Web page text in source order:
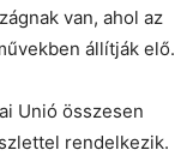
van, ahol az
állítják elő.
Unió összesen
rendelkezik.